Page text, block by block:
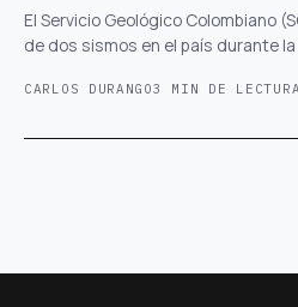
El Servicio Geológico Colombiano
de dos sismos en el país durante
CARLOS DURANGO3 MIN DE LECTURA